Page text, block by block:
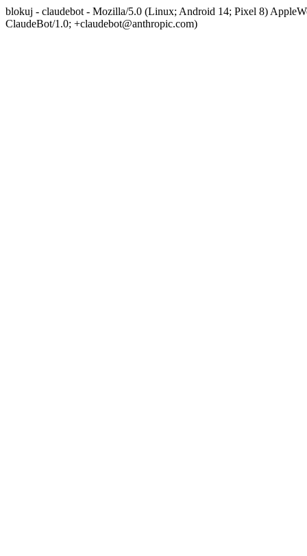
blokuj - claudebot - Mozilla/5.0 (Linux; Android 14; Pixel 8)
ClaudeBot/1.0; +claudebot@anthropic.com)